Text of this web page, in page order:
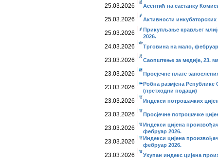
25.03.2026 Асентић на састанку
25.03.2026 Активности
25.03.2026
Прикупљање крављег
2026.
24.03.2026 Трговина на мало,
23.03.2026 Саопштење за медије, 23.
23.03.2026 Просјечне плате
23.03.2026
Робна размјена Републике
(претходни подаци)
23.03.2026 Индекси потрошачких
23.03.2026 Просјечне потрошачке
23.03.2026
Индекси цијена
фебруар 2026.
23.03.2026
Индекси цијена
фебруар 2026.
23.03.2026 Укупан индекс цијена